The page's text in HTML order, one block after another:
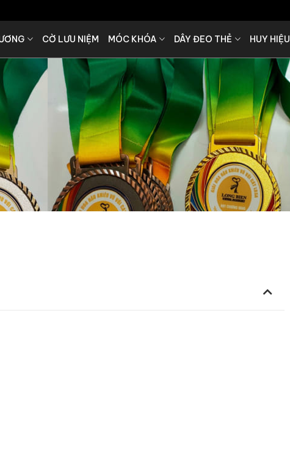
CỜ LƯU NIỆM MÓC KHÓA DÂY ĐEO THẺ HUY HIỆU